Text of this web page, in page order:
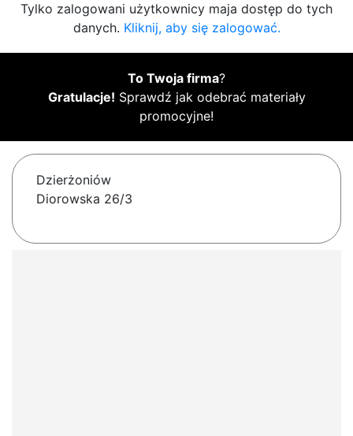
Tylko zalogowani użytkownicy maja dostęp do tych
danych. Kliknij, aby się zalogować.
To Twoja firma?
Gratulacje! Sprawdź jak odebrać materiały
promocyjne!
Dzierżoniów
Diorowska 26/3